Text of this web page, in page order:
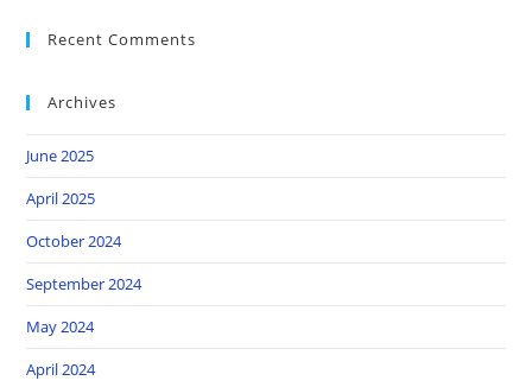
Recent Comments
Archives
June 2025
April 2025
October 2024
September 2024
May 2024
April 2024